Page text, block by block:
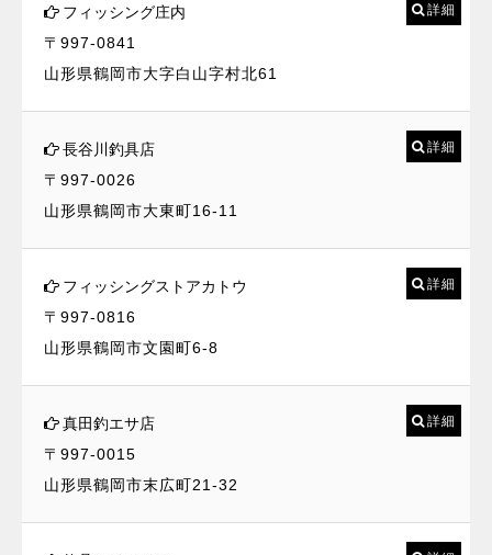
フィッシング庄内
〒997-0841
山形県鶴岡市大字白山字村北61
詳細
長谷川釣具店
〒997-0026
山形県鶴岡市大東町16-11
詳細
フィッシングストアカトウ
〒997-0816
山形県鶴岡市文園町6-8
詳細
真田釣エサ店
〒997-0015
山形県鶴岡市末広町21-32
詳細